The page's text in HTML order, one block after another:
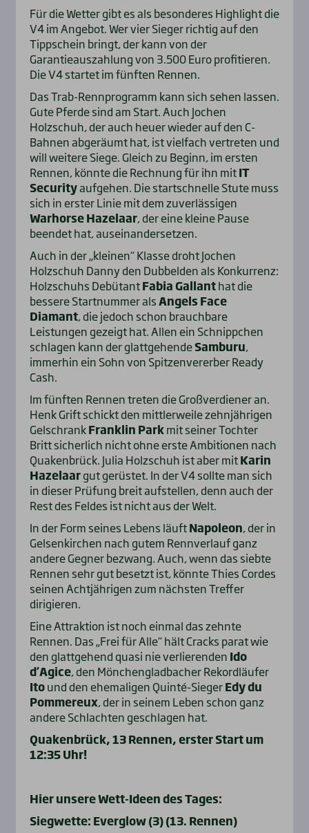
Für die Wetter gibt es als besonderes Highlight die
V4 im Angebot. Wer vier Sieger richtig auf den
Tippschein bringt, der kann von der
Garantieauszahlung von 3.500 Euro profitieren.
Die V4 startet im fünften Rennen.
Das Trab-Rennprogramm kann sich sehen lassen.
Gute Pferde sind am Start. Auch Jochen
Holzschuh, der auch heuer wieder auf den C-
Bahnen abgeräumt hat, ist vielfach vertreten und
will weitere Siege. Gleich zu Beginn, im ersten
Rennen, könnte die Rechnung für ihn mitIT
Securityaufgehen. Die startschnelle Stute muss
sich in erster Linie mit dem zuverlässigen
Warhorse Hazelaar, der eine kleine Pause
beendet hat, auseinandersetzen.
Auch in der „kleinen“ Klasse droht Jochen
Holzschuh Danny den Dubbelden als Konkurrenz:
Holzschuhs DebütantFabia Gallanthat die
bessere Startnummer alsAngels Face
Diamant, die jedoch schon brauchbare
Leistungen gezeigt hat. Allen ein Schnippchen
schlagen kann der glattgehendeSamburu,
immerhin ein Sohn von Spitzenvererber Ready
Cash.
Im fünften Rennen treten die Großverdiener an.
Henk Grift schickt den mittlerweile zehnjährigen
GelschrankFranklin Parkmit seiner Tochter
Britt sicherlich nicht ohne erste Ambitionen nach
Quakenbrück. Julia Holzschuh ist aber mitKarin
Hazelaargut gerüstet. In der V4 sollte man sich
in dieser Prüfung breit aufstellen, denn auch der
Rest des Feldes ist nicht aus der Welt.
In der Form seines Lebens läuftNapoleon, der in
Gelsenkirchen nach gutem Rennverlauf ganz
andere Gegner bezwang. Auch, wenn das siebte
Rennen sehr gut besetzt ist, könnte Thies Cordes
seinen Achtjährigen zum nächsten Treffer
dirigieren.
Eine Attraktion ist noch einmal das zehnte
Rennen. Das „Frei für Alle“ hält Cracks parat wie
den glattgehend quasi nie verlierenden Ido
d’Agice, den Mönchengladbacher Rekordläufer
Itound den ehemaligen Quinté-SiegerEdy du
Pommereux, der in seinem Leben schon ganz
andere Schlachten geschlagen hat.
Quakenbrück, 13 Rennen, erster Start um
12:35 Uhr!
Hier unsere Wett-Ideen des Tages:
Siegwette: Everglow (3) (13. Rennen)